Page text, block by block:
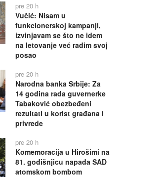
pre 20 h
Vučić: Nisam u
funkcionerskoj kampanji,
izvinjavam se što ne idem
na letovanje već radim svoj
posao
pre 20 h
Narodna banka Srbije: Za
14 godina rada guvernerke
Tabaković obezbeđeni
rezultati u korist građana i
privrede
pre 20 h
Komemoracija u Hirošimi na
81. godišnjicu napada SAD
atomskom bombom